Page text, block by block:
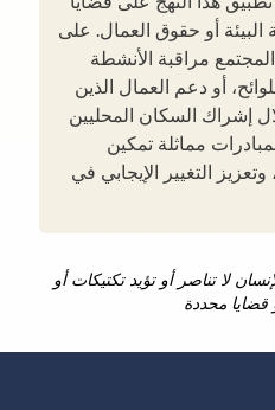
أو حقوق العمال. على
مراقبة الأنشطة
أو دعم العمال الذين
إشراك السكان المحليين
مماثلة تمكين
التغيير الإيجابي في
لا تناصر أو تؤيد تكتيكات أو
محددة